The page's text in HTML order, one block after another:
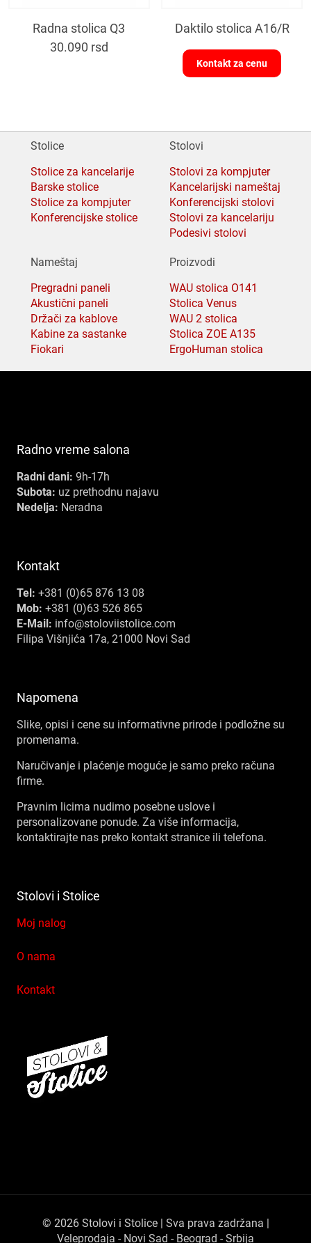
Radna stolica Q3
30.090 rsd
Daktilo stolica A16/R
Kontakt za cenu
Stolice
Stolice za kancelarije
Barske stolice
Stolice za kompjuter
Konferencijske stolice
Stolovi
Stolovi za kompjuter
Kancelarijski nameštaj
Konferencijski stolovi
Stolovi za kancelariju
Podesivi stolovi
Nameštaj
Pregradni paneli
Akustični paneli
Držači za kablove
Kabine za sastanke
Fiokari
Proizvodi
WAU stolica O141
Stolica Venus
WAU 2 stolica
Stolica ZOE A135
ErgoHuman stolica
Radno vreme salona
Radni dani: 9h-17h
Subota: uz prethodnu najavu
Nedelja: Neradna
Kontakt
Tel: +381 (0)65 876 13 08
Mob: +381 (0)63 526 865
E-Mail: info@stoloviistolice.com
Filipa Višnjića 17a, 21000 Novi Sad
Napomena
Slike, opisi i cene su informativne prirode i podložne su
promenama.
Naručivanje i plaćenje moguće je samo preko računa
firme.
Pravnim licima nudimo posebne uslove i
personalizovane ponude. Za više informacija,
kontaktirajte nas preko kontakt stranice ili telefona.
Stolovi i Stolice
Moj nalog
O nama
Kontakt
© 2026 Stolovi i Stolice | Sva prava zadržana |
Veleprodaja - Novi Sad - Beograd - Srbija